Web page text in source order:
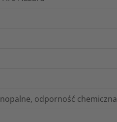
odporność chemiczna